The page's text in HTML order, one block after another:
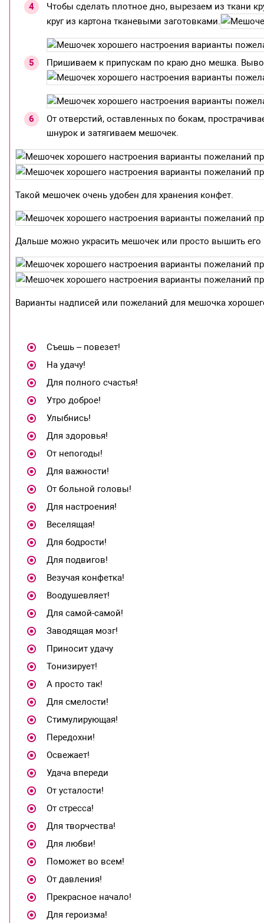
Чтобы сделать плотное дно, вырезаем из ткани
круг из картона тканевыми заготовками.
Пришиваем к припускам по краю дно мешка.
От отверстий, оставленных по бокам,
шнурок и затягиваем мешочек.
Такой мешочек очень удобен для хранения конфет.
Дальше можно украсить мешочек или просто вышить его
Варианты надписей или пожеланий для мешочка
Съешь – повезет!
На удачу!
Для полного счастья!
Утро доброе!
Улыбнись!
Для здоровья!
От непогоды!
Для важности!
От больной головы!
Для настроения!
Веселящая!
Для бодрости!
Для подвигов!
Везучая конфетка!
Воодушевляет!
Для самой-самой!
Заводящая мозг!
Приносит удачу
Тонизирует!
А просто так!
Для смелости!
Стимулирующая!
Передохни!
Освежает!
Удача впереди
От усталости!
От стресса!
Для творчества!
Для любви!
Поможет во всем!
От давления!
Прекрасное начало!
Для героизма!